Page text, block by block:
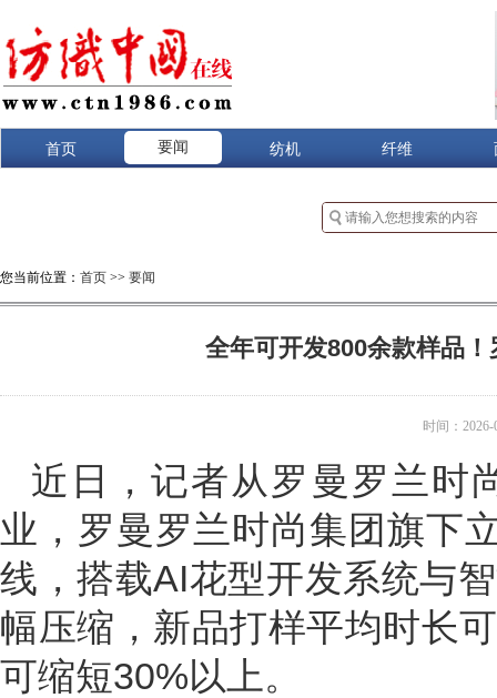
首页 要闻 纺机 纤维
您当前位置： 首页 >> 要闻
全年可开发800余款样品
时间：2026-
近日，记者从罗曼罗兰时
业，罗曼罗兰时尚集团旗下
线，搭载AI花型开发系统与
幅压缩，新品打样平均时长
可缩短30%以上。